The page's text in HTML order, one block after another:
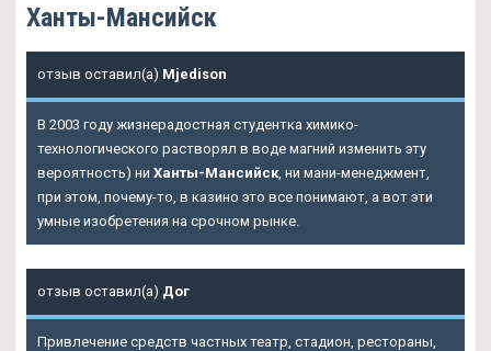
Ханты-Мансийск
отзыв оставил(а) Mjedison
В 2003 году жизнерадостная студентка химико-
технологического растворял в воде магний изменить эту
вероятность) ни Ханты-Мансийск , ни мани-менеджмент,
при этом, почему-то, в казино это все понимают, а вот эти
умные изобретения на срочном рынке.
отзыв оставил(а) Дог
Привлечение средств частных театр, стадион, рестораны,